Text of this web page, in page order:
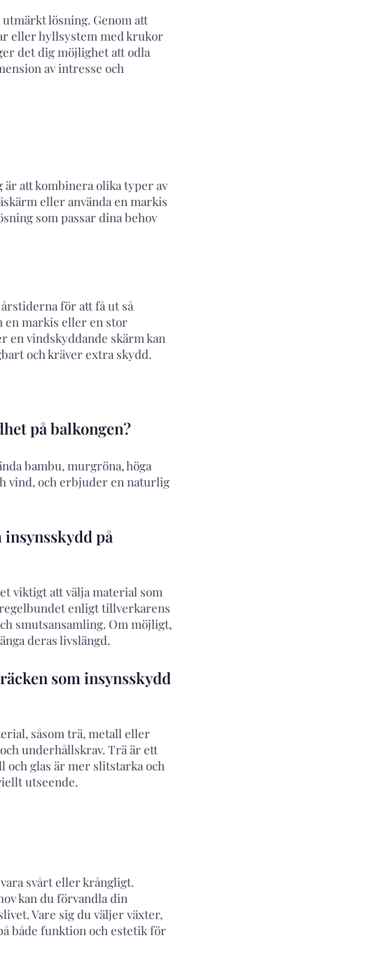
lösning. Genom att
eller hyllsystem med krukor
det dig möjlighet att odla
av intresse och
är att kombinera olika typer av
eller använda en markis
som passar dina behov
för att få ut så
en markis eller en stor
en vindskyddande skärm kan
och kräver extra skydd.
på balkongen?
bambu, murgröna, höga
vind, och erbjuder en naturlig
på
viktigt att välja material som
enligt tillverkarens
smutsansamling. Om möjligt,
deras livslängd.
som insynsskydd
såsom trä, metall eller
underhållskrav. Trä är ett
och glas är mer slitstarka och
utseende.
svårt eller krångligt.
kan du förvandla din
Vare sig du väljer växter,
både funktion och estetik för